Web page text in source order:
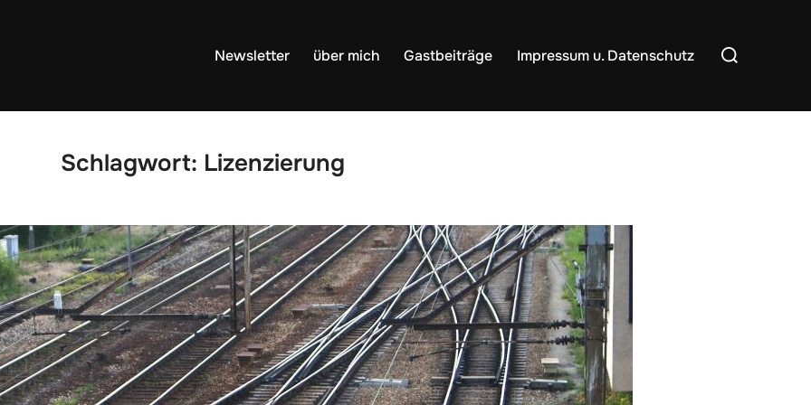
Newsletter über mich Gastbeiträge Impressum u. Datenschutz
Suchen
nach:
Schlagwort: Lizenzierung